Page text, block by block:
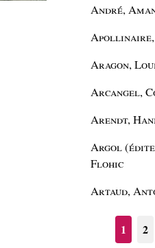
André,
Aragon,
Arcangel,
Arendt,
Argol
Flohic
Artaud,
1 2